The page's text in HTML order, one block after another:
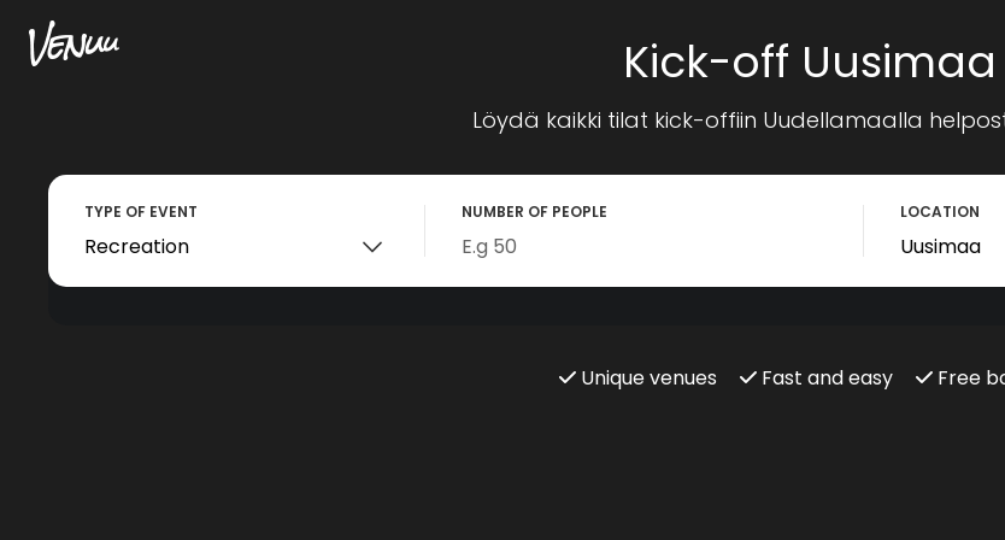
Kick-off Uusimaa
Löydä kaikki tilat kick-offiin Uudellamaalla
TYPE OF EVENT NUMBER OF PEOPLE LOCATION
Unique venues Fast and easy Free